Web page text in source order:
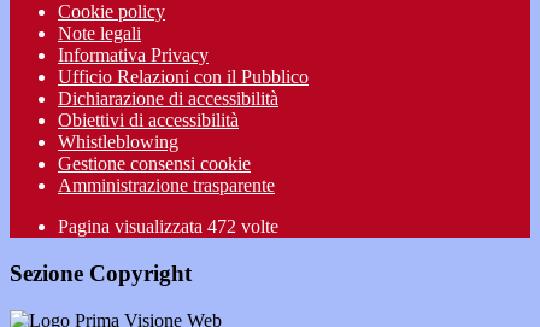
Cookie policy
Note legali
Informativa Privacy
Ufficio Relazioni con il Pubblico
Dichiarazione di accessibilità
Obiettivi di accessibilità
Whistleblowing
Gestione consensi cookie
Amministrazione trasparente
Pagina visualizzata 472 volte
Sezione Copyright